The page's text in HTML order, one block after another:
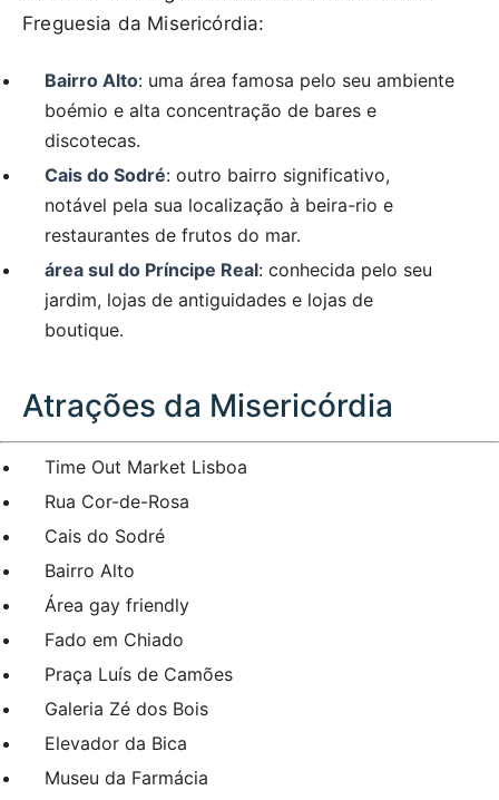
Freguesia da Misericórdia:
Bairro Alto: uma área famosa pelo seu ambiente
boémio e alta concentração de bares e
discotecas.
Cais do Sodré: outro bairro significativo,
notável pela sua localização à beira-rio e
restaurantes de frutos do mar.
área sul do Príncipe Real: conhecida pelo seu
jardim, lojas de antiguidades e lojas de
boutique.
Atrações da Misericórdia
Time Out Market Lisboa
Rua Cor-de-Rosa
Cais do Sodré
Bairro Alto
Área gay friendly
Fado em Chiado
Praça Luís de Camões
Galeria Zé dos Bois
Elevador da Bica
Museu da Farmácia